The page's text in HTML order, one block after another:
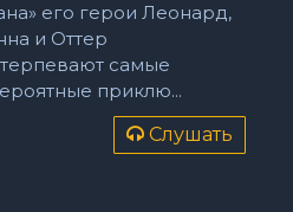
его герои Леонард,
и Оттер
самые
приклю...
Слушать